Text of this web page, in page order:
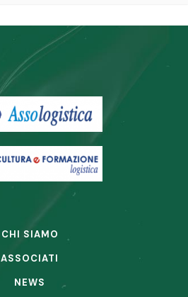
CHI SIAMO
ASSOCIATI
NEWS